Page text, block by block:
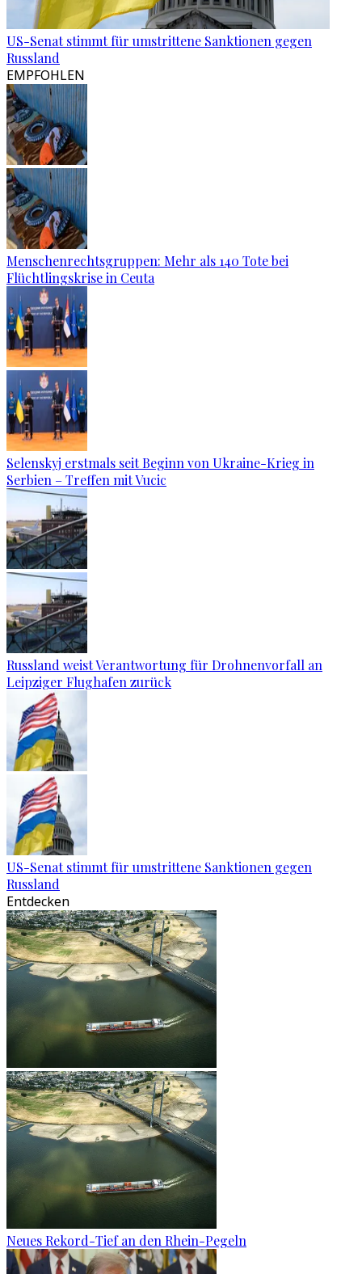
US-Senat stimmt für umstrittene Sanktionen gegen
Russland
EMPFOHLEN
Menschenrechtsgruppen: Mehr als 140 Tote bei
Flüchtlingskrise in Ceuta
Selenskyj erstmals seit Beginn von Ukraine-Krieg in
Serbien – Treffen mit Vucic
Russland weist Verantwortung für Drohnenvorfall an
Leipziger Flughafen zurück
US-Senat stimmt für umstrittene Sanktionen gegen
Russland
Entdecken
Neues Rekord-Tief an den Rhein-Pegeln